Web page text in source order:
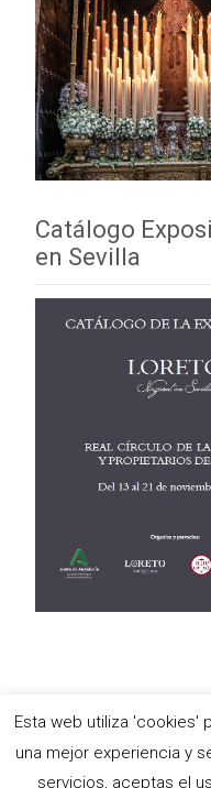
Catálogo
en Sevilla
Copyright © Antigua e
Esta web utiliza 'cookies'
una mejor experiencia y
servicios, aceptas el